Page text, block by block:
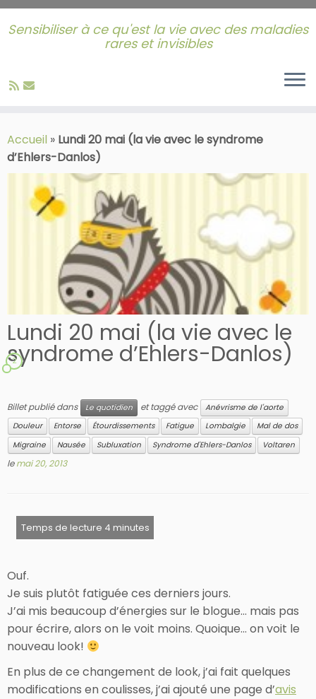
to
content
Sensibiliser à ce qu'est la vie avec des maladies
rares et invisibles
Accueil » Lundi 20 mai (la vie avec le syndrome
d’Ehlers-Danlos)
Lundi 20 mai (la vie avec le
syndrome d’Ehlers-Danlos)
2
Billet publié dans Le quotidien et taggé avec
Anévrisme de l'aorte
Douleur
Entorse Étourdissements Fatigue Lombalgie
Mal de dos
Migraine
Nausée Subluxation Syndrome d'Ehlers-Danlos Voltaren
lemai 20, 2013
Ouf.
Je suis plutôt fatiguée ces derniers jours.
J’ai mis beaucoup d’énergies sur le blogue… mais pas
pour écrire, alors on le voit moins. Quoique… on voit le
nouveau look!
En plus de ce changement de look, j’ai fait quelques
modifications en coulisses, j’ai ajouté une page d’avis